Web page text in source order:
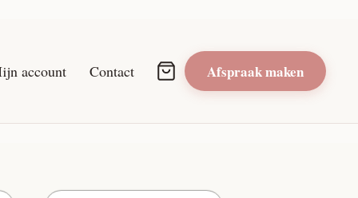
account Contact Afspraak maken